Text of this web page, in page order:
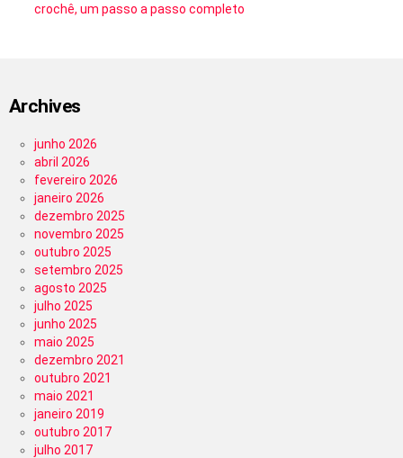
crochê, um passo a passo completo
Archives
junho 2026
abril 2026
fevereiro 2026
janeiro 2026
dezembro 2025
novembro 2025
outubro 2025
setembro 2025
agosto 2025
julho 2025
junho 2025
maio 2025
dezembro 2021
outubro 2021
maio 2021
janeiro 2019
outubro 2017
julho 2017